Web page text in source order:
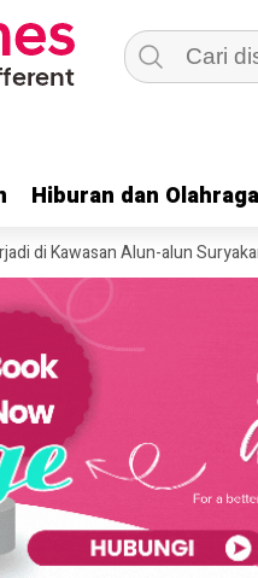
Hiburan dan Olahraga
Hiburan dan Olahraga
Alun-alun Suryakancana